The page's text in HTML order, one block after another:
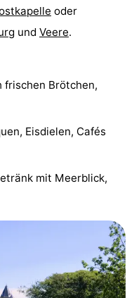
oder
und Veere.
frischen Brötchen,
Eisdielen, Cafés
mit Meerblick,